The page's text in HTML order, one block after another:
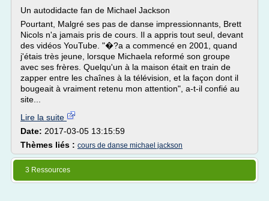
Un autodidacte fan de Michael Jackson
Pourtant, Malgré ses pas de danse impressionnants, Brett
Nicols n'a jamais pris de cours. Il a appris tout seul, devant
des vidéos YouTube. "�?a a commencé en 2001, quand
j'étais très jeune, lorsque Michaela reformé son groupe
avec ses frères. Quelqu'un à la maison était en train de
zapper entre les chaînes à la télévision, et la façon dont il
bougeait à vraiment retenu mon attention", a-t-il confié au
site...
Lire la suite
Date: 2017-03-05 13:15:59
Thèmes liés : cours de danse michael jackson
3 Ressources